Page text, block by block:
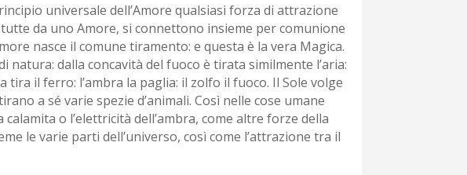
universale dell’Amore qualsiasi forza di attrazione
da uno Amore, si connettono insieme per comunione
nasce il comune tiramento: e questa è la vera Magica.
dalla concavità del fuoco è tirata similmente l’aria:
tira il ferro: l’ambra la paglia: il zolfo il fuoco. Il Sole volge
a sé varie spezie d’animali. Così nelle cose umane
o l’elettricità dell’ambra, come altre forze della
le varie parti dell’universo, così come l’attrazione tra il